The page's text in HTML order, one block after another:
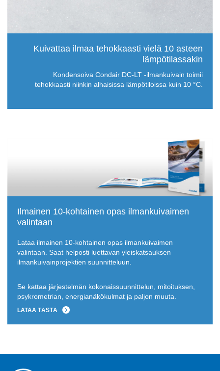
Kuivattaa ilmaa tehokkaasti vielä 10 asteen
lämpötilassakin
Kondensoiva Condair DC-LT -ilmankuivain toimii
tehokkaasti niinkin alhaisissa lämpötiloissa kuin 10 °C.
Ilmainen 10-kohtainen opas ilmankuivaimen
valintaan
Lataa ilmainen 10-kohtainen opas ilmankuivaimen
valintaan. Saat helposti luettavan yleiskatsauksen
ilmankuivainprojektien suunnitteluun.
Se kattaa järjestelmän kokonaissuunnittelun, mitoituksen,
psykrometrian, energianäkökulmat ja paljon muuta.
LATAA TÄSTÄ